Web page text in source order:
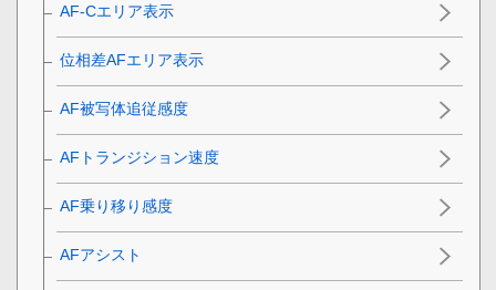
AF-Cエリア表示
位相差AFエリア表示
AF被写体追従感度
AFトランジション速度
AF乗り移り感度
AFアシスト